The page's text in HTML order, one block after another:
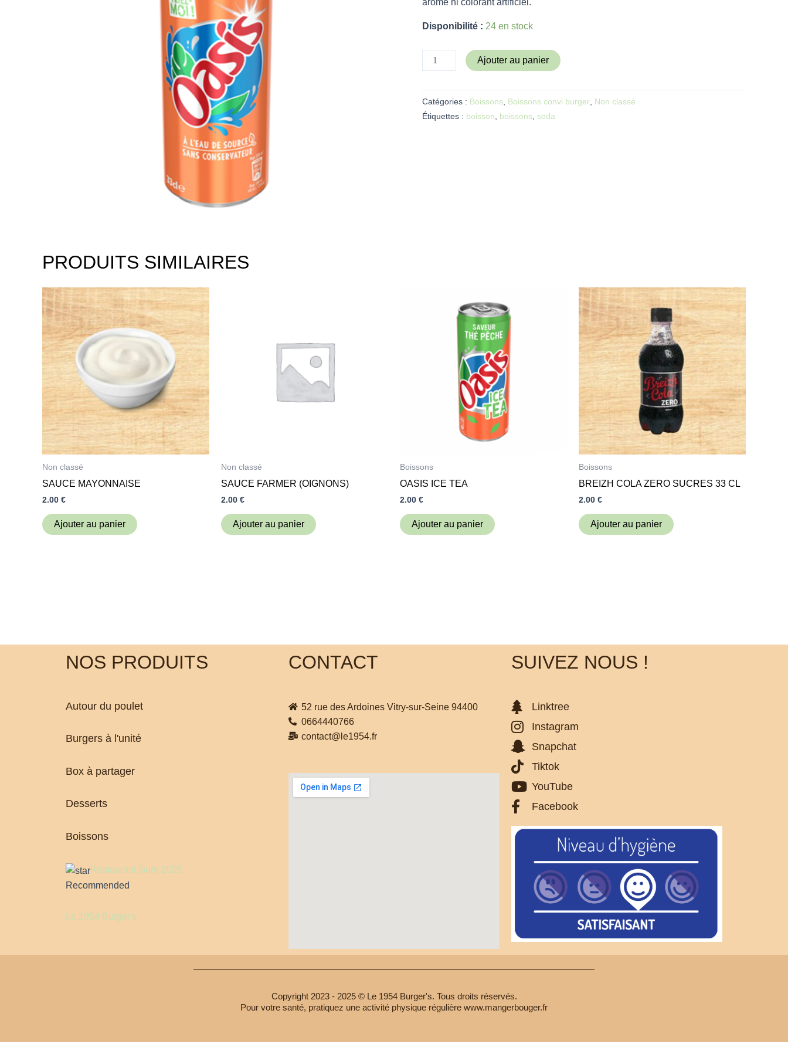
Disponibilité : 24 en stock
Ajouter au panier
Catégories : Boissons, Boissons convi burger, Non classé
Étiquettes : boisson, boissons, soda
PRODUITS SIMILAIRES
Non classé
SAUCE MAYONNAISE
2.00 €
Ajouter au panier
Non classé
SAUCE FARMER (OIGNONS)
2.00 €
Ajouter au panier
Boissons
OASIS ICE TEA
2.00 €
Ajouter au panier
Boissons
BREIZH COLA ZERO SUCRES 33 CL
2.00 €
Ajouter au panier
NOS PRODUITS
Autour du poulet
Burgers à l'unité
Box à partager
Desserts
Boissons
Restaurant Guru 2025
Recommended
Le 1954 Burger's
CONTACT
52 rue des Ardoines Vitry-sur-Seine 94400
0664440766
contact@le1954.fr
SUIVEZ NOUS !
Linktree
Instagram
Snapchat
Tiktok
YouTube
Facebook
Copyright 2023 - 2025 © Le 1954 Burger's. Tous droits réservés.
Pour votre santé, pratiquez une activité physique régulière www.mangerbouger.fr